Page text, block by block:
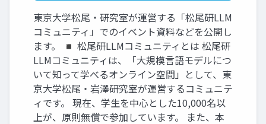
東京大学松尾・研究室が運営する「松尾研LLM
コミュニティ」でのイベント資料などを公開し
ます。 ◾️ 松尾研LLMコミュニティとは 松尾研
LLMコミュニティは、「大規模言語モデルにつ
いて知って学べるオンライン空間」として、東
京大学松尾・岩澤研究室が運営するコミュニテ
ィです。 現在、学生を中心とした10,000名以
上が、原則無償で参加しています。 また、本